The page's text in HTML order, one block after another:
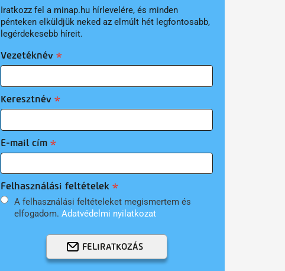
Iratkozz fel a minap.hu hírlevelére, és minden
pénteken elküldjük neked az elmúlt hét legfontosabb,
legérdekesebb híreit.
Vezetéknév
Keresztnév
E-mail cím
Felhasználási feltételek
A felhasználási feltételeket megismertem és
elfogadom. Adatvédelmi nyilatkozat
FELIRATKOZÁS